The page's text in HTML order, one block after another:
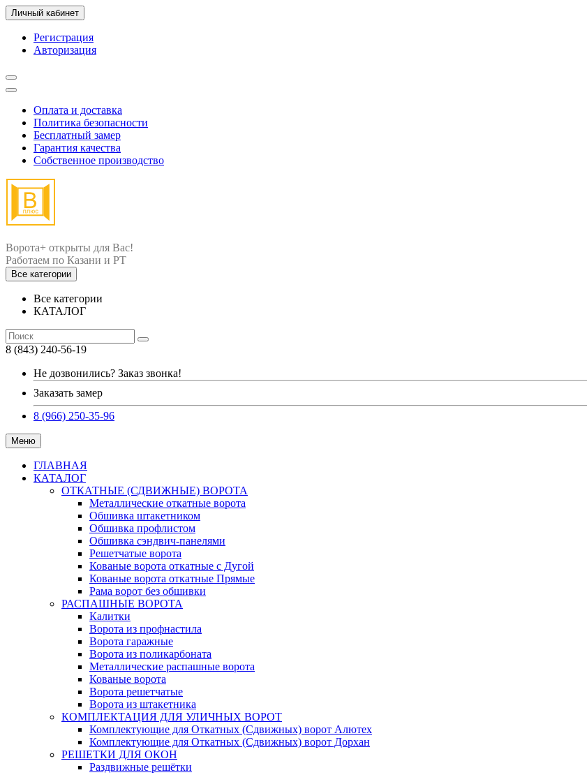
Личный кабинет
Регистрация
Авторизация
Оплата и доставка
Политика безопасности
Бесплатный замер
Гарантия качества
Собственное производство
Ворота+ открыты для Вас!
Все категории
Все категории
КАТАЛОГ
8 (843) 240-56-19
Не дозвонились? Заказ звонка!
Заказать замер
8 (966) 250-35-96
Меню
ГЛАВНАЯ
КАТАЛОГ
ОТКАТНЫЕ (СДВИЖНЫЕ) ВОРОТА
Металлические откатные ворота
Обшивка штакетником
Обшивка профлистом
Обшивка сэндвич-панелями
Решетчатые ворота
Кованые ворота откатные с Дугой
Кованые ворота откатные Прямые
Рама ворот без обшивки
РАСПАШНЫЕ ВОРОТА
Калитки
Ворота из профнастила
Ворота гаражные
Ворота из поликарбоната
Металлические распашные ворота
Кованые ворота
Ворота решетчатые
Ворота из штакетника
КОМПЛЕКТАЦИЯ ДЛЯ УЛИЧНЫХ ВОРОТ
Комплектующие для Откатных (Сдвижных) ворот Алютех
Комплектующие для Откатных (Сдвижных) ворот Дорхан
РЕШЕТКИ ДЛЯ ОКОН
Раздвижные решётки